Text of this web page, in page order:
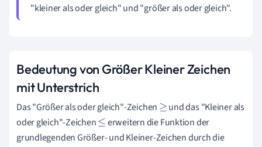
"kleiner als oder gleich" und "größer als oder gleich".
Bedeutung von Größer Kleiner Zeichen
mit Unterstrich
Das "Größer als oder gleich"-Zeichen ≥ und das "Kleiner als
oder gleich"-Zeichen≤ erweitern die Funktion der
grundlegenden Größer- und Kleiner-Zeichen durch die